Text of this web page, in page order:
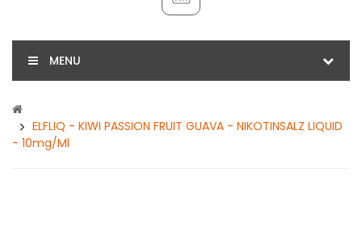
MENU
ELFLIQ - KIWI PASSION FRUIT GUAVA - NIKOTINSALZ LIQUID
- 10mg/ml